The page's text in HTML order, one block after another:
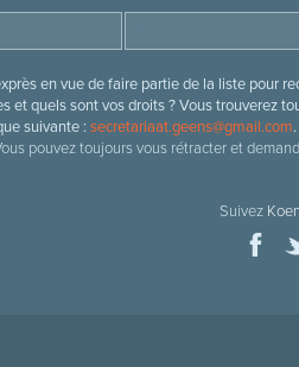
en vue de faire partie de la liste pour
et quels sont vos droits ? Vous trouverez
suivante : secretariaat.geens@gmail.com
pouvez toujours vous rétracter et
Suivez